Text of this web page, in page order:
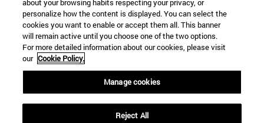
about your browsing habits respecting your privacy, or
personalize how the content is displayed. You can select the
cookies you want to enable or accept them all. This banner
will remain active until you choose one of the two options.
For more detailed information about our cookies, please visit
our Cookie Policy.
Manage cookies
Reject All